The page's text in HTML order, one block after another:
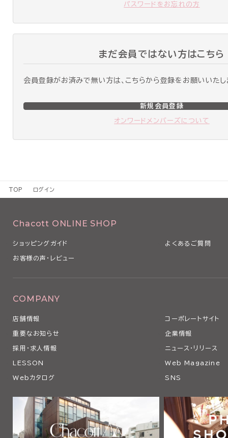
パスワードをお忘れの方
まだ会員ではない方はこちら
会員登録がお済みで無い方は、こちらから登録をお願いいたし
新規会員登録
オンワードメンバーズについて
TOP ログイン
Chacott ONLINE SHOP
ショッピングガイド よくあるご質問
お客様の声・レビュー
COMPANY
店舗情報 コーポレートサイト
重要なお知らせ 企業情報
採用・求人情報 ニュース・リリース
LESSON Web Magazine
Webカタログ SNS